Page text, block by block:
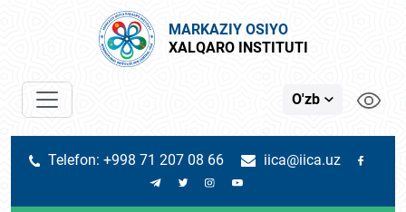
MARKAZIY OSIYO
XALQARO INSTITUTI
O'zb
Telefon: +998 71 207 08 66 iica@iica.uz